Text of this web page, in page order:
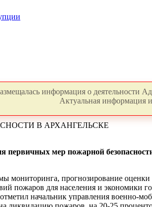
информация о деятельности
Актуальная информация
В АРХАНГЕЛЬСКЕ
первичных мер пожарной
мониторинга, прогнозирование
пожаров для населения и экономики
начальник управления военно-